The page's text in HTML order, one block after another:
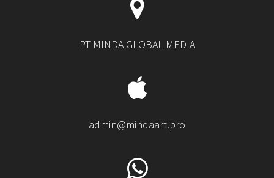
PT MINDA GLOBAL MEDIA
admin@mindaart.pro